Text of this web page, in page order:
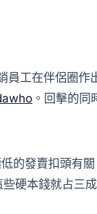
工在伴侶圈
。回擊的
的發賣扣頭有
硬本錢就占三